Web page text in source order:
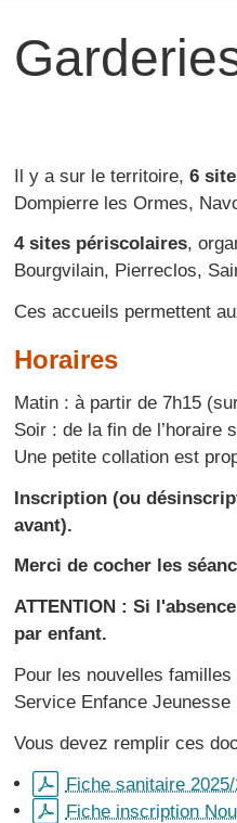
Il y a sur le territoire, 6
Dompierre les Ormes,
4 sites périscolaires,
Bourgvilain, Pierreclos,
Ces accueils permettent
Horaires
Matin : à partir de 7h15
Soir : de la fin de l’horaire
Une petite collation est
Inscription (ou
avant).
Merci de cocher les
ATTENTION : Si
par enfant.
Pour les nouvelles familles
Service Enfance
Vous devez remplir ces
Fiche sanitaire
Fiche inscription